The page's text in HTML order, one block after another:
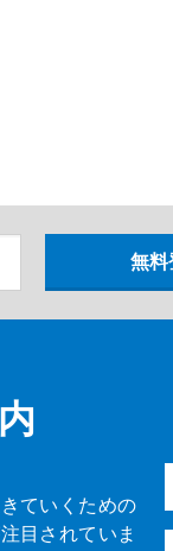
ていくための
目されていま